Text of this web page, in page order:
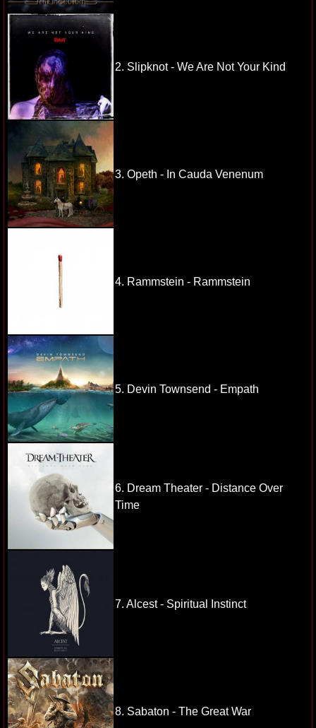
2. Slipknot - We Are Not Your Kind
3. Opeth - In Cauda Venenum
4. Rammstein - Rammstein
5. Devin Townsend - Empath
6. Dream Theater - Distance Over
Time
7. Alcest - Spiritual Instinct
8. Sabaton - The Great War